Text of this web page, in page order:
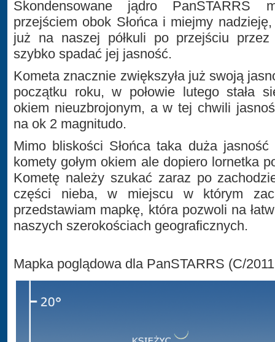
Skondensowane jądro PanSTARRS
przejściem obok Słońca i miejmy
już na naszej półkuli po przejściu
szybko spadać jej jasność.
Kometa znacznie zwiększyła już swoją
początku roku, w połowie lutego stała
okiem nieuzbrojonym, a w tej chwili
na ok 2 magnitudo.
Mimo bliskości Słońca taka duża
komety gołym okiem ale dopiero lornetka
Kometę należy szukać zaraz po
części nieba, w miejscu w którym
przedstawiam mapkę, która pozwoli na
naszych szerokościach geograficznych.
Mapka poglądowa dla PanSTARRS (C/